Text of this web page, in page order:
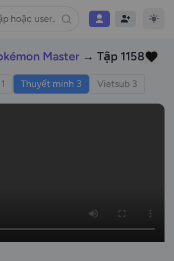
Master→ Tập 1158
Thuyết minh 3 Vietsub 3